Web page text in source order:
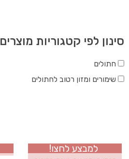
סינון לפי קטגוריות מוצרים
חתולים
שימורים ומזון רטוב לחתולים
למבצע לחצו!